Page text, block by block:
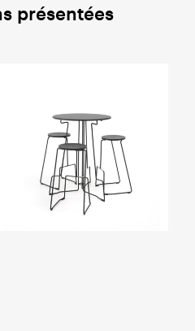
présentées